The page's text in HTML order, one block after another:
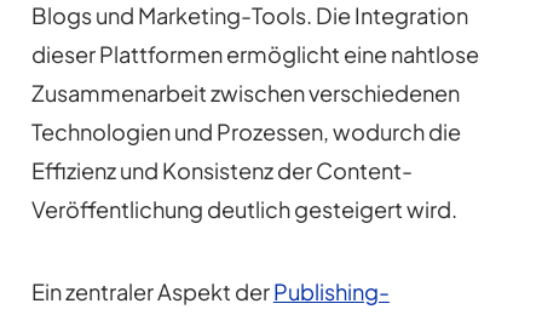
Blogs und Marketing-Tools. Die Integration
dieser Plattformen ermöglicht eine nahtlose
Zusammenarbeit zwischen verschiedenen
Technologien und Prozessen, wodurch die
Effizienz und Konsistenz der Content-
Veröffentlichung deutlich gesteigert wird.
Ein zentraler Aspekt derPublishing-